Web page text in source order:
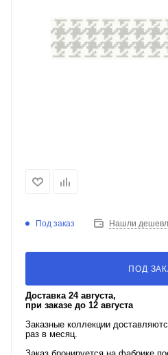
Под заказ Нашли
ПОД
Доставка 24 августа,
при заказе до 12 августа
Заказные коллекции
раз в месяц.